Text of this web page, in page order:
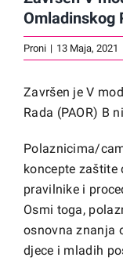
Omladinskog
Proni | 13 Maja, 2021
Završen je V
Rada (PAOR) B
Polaznicima/
koncepte zaštite
pravilnike i
Osmi toga,
osnovna znanja
djece i mladih